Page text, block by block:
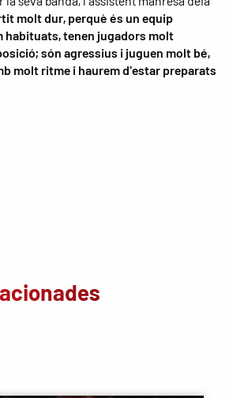
molt dur, perquè és un equip
habituats, tenen jugadors molt
són agressius i juguen molt bé,
molt ritme i haurem d'estar preparats